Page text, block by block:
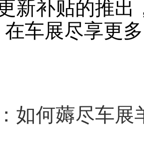
新补贴的推出
在车展尽享更
如何薅尽车展